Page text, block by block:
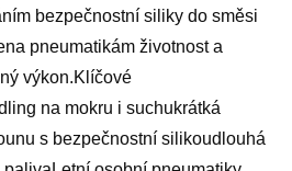
bezpečnostní siliky do směsi
pneumatikám životnost a
výkon.Klíčové
na mokru i suchukrátká
s bezpečnostní silikoudlouhá